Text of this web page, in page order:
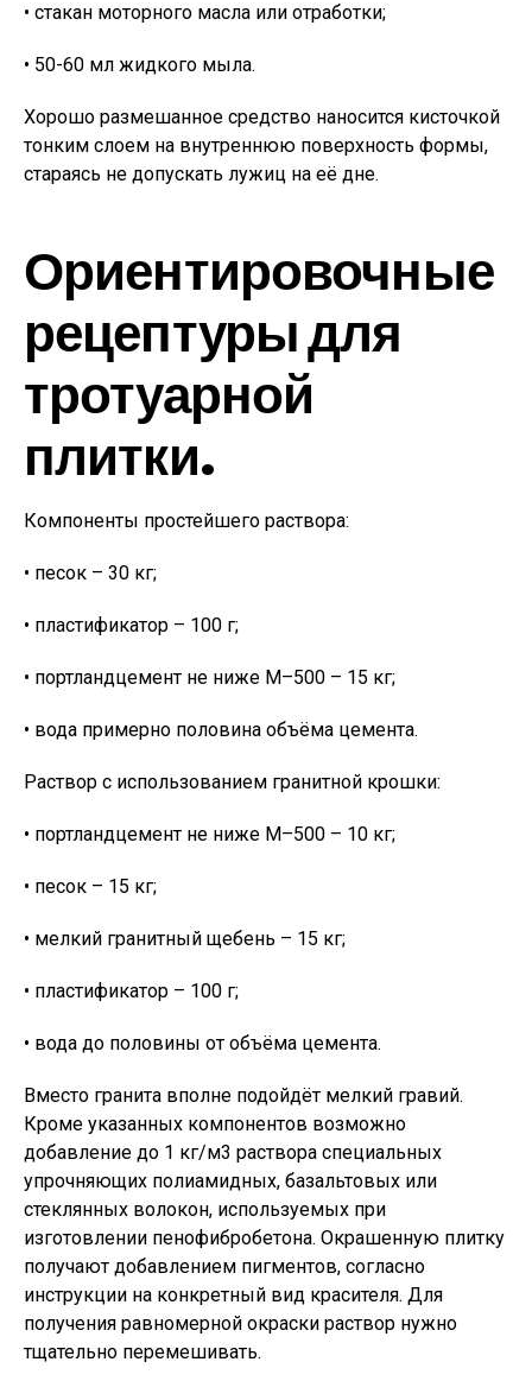
• стакан моторного масла или отработки;
• 50-60 мл жидкого мыла.
Хорошо размешанное средство наносится кисточкой
тонким слоем на внутреннюю поверхность формы,
стараясь не допускать лужиц на её дне.
Ориентировочные
рецептуры для
тротуарной
плитки.
Компоненты простейшего раствора:
• песок – 30 кг;
• пластификатор – 100 г;
• портландцемент не ниже М–500 – 15 кг;
• вода примерно половина объёма цемента.
Раствор с использованием гранитной крошки:
• портландцемент не ниже М–500 – 10 кг;
• песок – 15 кг;
• мелкий гранитный щебень – 15 кг;
• пластификатор – 100 г;
• вода до половины от объёма цемента.
Вместо гранита вполне подойдёт мелкий гравий.
Кроме указанных компонентов возможно
добавление до 1 кг/м3 раствора специальных
упрочняющих полиамидных, базальтовых или
стеклянных волокон, используемых при
изготовлении пенофибробетона. Окрашенную плитку
получают добавлением пигментов, согласно
инструкции на конкретный вид красителя. Для
получения равномерной окраски раствор нужно
тщательно перемешивать.